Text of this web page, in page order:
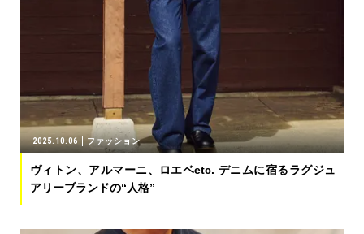
2025.10.06 ファッション
ヴィトン、アルマーニ、ロエベetc. デニムに宿るラグジュ
アリーブランドの“人格”